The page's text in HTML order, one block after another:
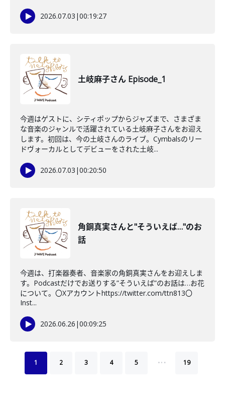
2026.07.03 |00:19:27
土岐麻子さん Episode_1
今週はゲストに、シティポップからジャズまで、さまざま
な音楽のジャンルで活躍されている土岐麻子さんをお迎え
します。初回は、今の土岐さんのライブ。Cymbalsのリー
ドヴォーカルとしてデビューをされた土岐...
2026.07.03 |00:20:50
角銅真実さんと"そういえば…"のお
話
今週は、打楽器奏者、音楽家の角銅真実さんをお迎えしま
す。Podcastだけでお送りする”そういえば”のお話は…お花
について。〇Xアカウントhttps://twitter.com/ttn813〇
Inst...
2026.06.26 |00:09:25
1 2 3 4 5 … 19